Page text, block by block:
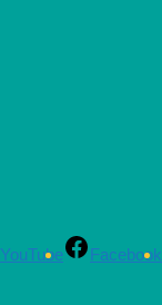
YouTube Facebook